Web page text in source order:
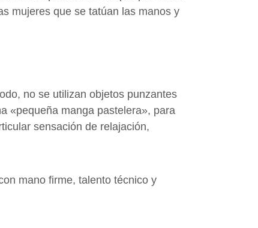
mujeres que se tatúan las manos y
no se utilizan objetos punzantes
«pequeña manga pastelera», para
sensación de relajación,
mano firme, talento técnico y